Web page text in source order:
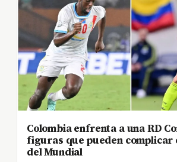
Colombia enfrenta a una RD
figuras que pueden complicar
del Mundial